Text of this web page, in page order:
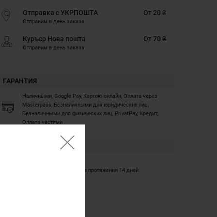
Отправка с УКРПОШТА
Отправим в день заказа
От 20 ₴
Куръєр Нова пошта
Отправим в день заказа
От 70 ₴
ГАРАНТИЯ
Наличными, Google Pay, Картою онлайн, Оплата через
Masterpass, Безналичными для юридических лиц,
Безналичными для физических лиц, PrivatPay, Кредит,
Оплата частями
Обмен/возврат товара на протяжении 14 дней